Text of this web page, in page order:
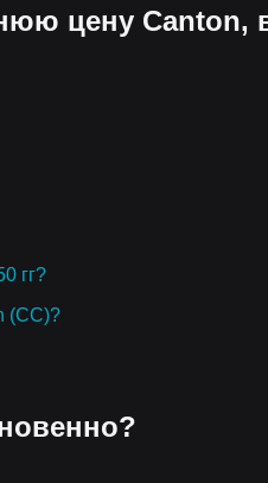
цену Canton,
гг?
(CC)?